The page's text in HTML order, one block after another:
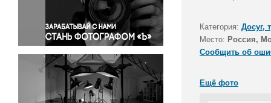
Правосудие
Происшествия и конфликты
Религия
Светская жизнь
Спорт
Экология
Экономика и бизнес
Категория: Досуг,
Место: Россия,
Сообщить об
Ещё фото